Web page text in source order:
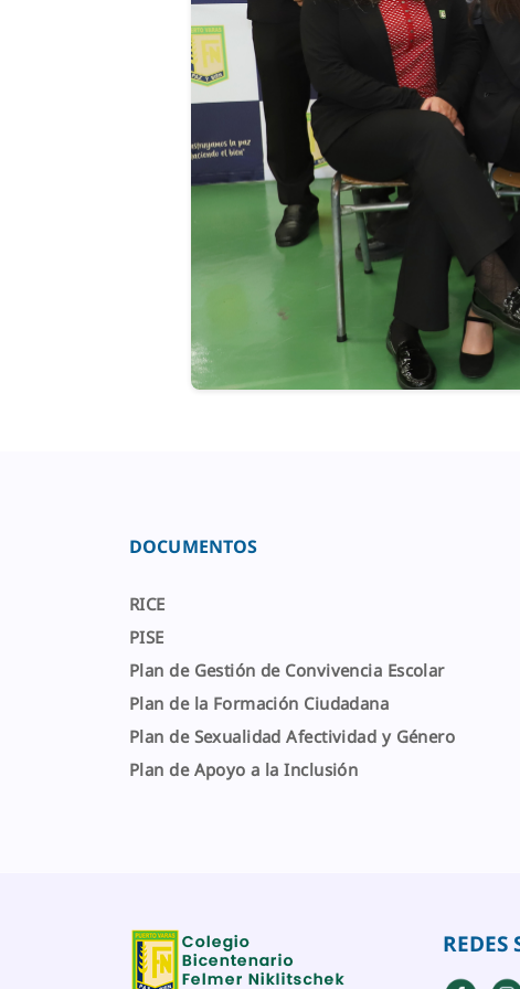
DOCUMENTOS
RICE
PISE
Plan de Gestión de Convivencia Escolar
Plan de la Formación Ciudadana
Plan de Sexualidad Afectividad y Género
Plan de Apoyo a la Inclusión
REDES